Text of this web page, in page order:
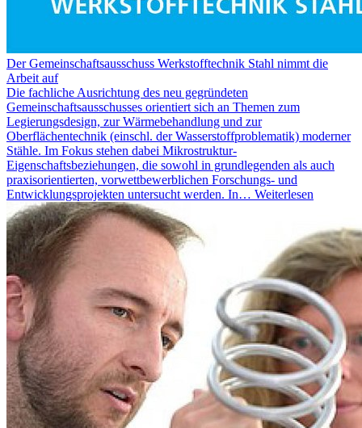
Der Gemeinschaftsausschuss Werkstofftechnik Stahl nimmt die
Arbeit auf
Die fachliche Ausrichtung des neu gegründeten
Gemeinschaftsausschusses orientiert sich an Themen zum
Legierungsdesign, zur Wärmebehandlung und zur
Oberflächentechnik (einschl. der Wasserstoffproblematik) moderner
Stähle. Im Fokus stehen dabei Mikrostruktur-
Eigenschaftsbeziehungen, die sowohl in grundlegenden als auch
praxisorientierten, vorwettbewerblichen Forschungs- und
Entwicklungsprojekten untersucht werden. In… Weiterlesen